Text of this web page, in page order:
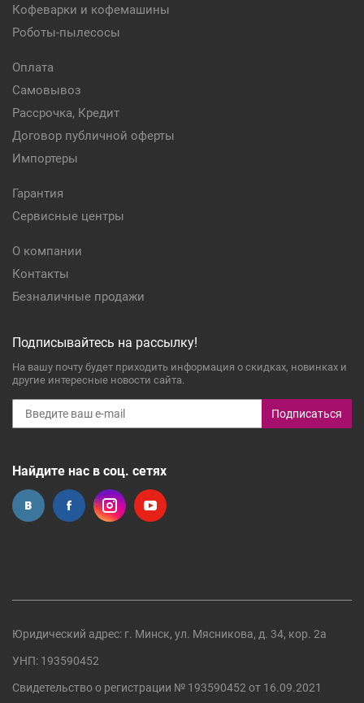
Кофеварки и кофемашины
Роботы-пылесосы
Оплата
Самовывоз
Рассрочка, Кредит
Договор публичной оферты
Импортеры
Гарантия
Сервисные центры
О компании
Контакты
Безналичные продажи
Подписывайтесь на рассылку!
На вашу почту будет приходить информация о скидках, новинках и
другие интересные новости сайта.
Подписаться
Найдите нас в соц. сетях
Юридический адрес: г. Минск, ул. Мясникова, д. 34, кор. 2а
УНП: 193590452
Свидетельство о регистрации № 193590452 от 16.09.2021